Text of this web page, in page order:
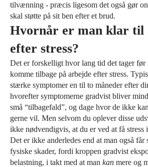
tilvænning - præcis ligesom det også gør
skal støtte på sit ben efter et brud.
Hvornår er man klar til
efter stress?
Det er forskelligt hvor lang tid det tager før
komme tilbage på arbejde efter stress.
stærke symptomer en til to måneder efter
hvorefter symptomerne gradvist bliver
små “tilbagefald”, og dage hvor de ikke
gerne vil. Men selvom du oplever disse
ikke nødvendigvis, at du er ved at få
Det er ikke anderledes end at man også får
fysiske skader, fordi kroppen gradvist
belastning, i takt med at man kan mere og